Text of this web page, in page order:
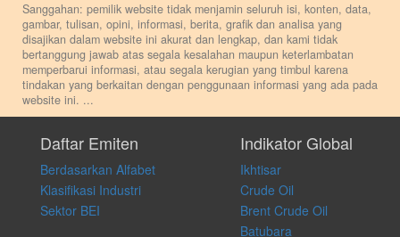
Sanggahan: pemilik website tidak menjamin seluruh isi, konten, data,
gambar, tulisan, opini, informasi, berita, grafik dan analisa yang
disajikan dalam website ini akurat dan lengkap, dan kami tidak
bertanggung jawab atas segala kesalahan maupun keterlambatan
memperbarui informasi, atau segala kerugian yang timbul karena
tindakan yang berkaitan dengan penggunaan informasi yang ada pada
website ini. ...
pribadi. Kami tidak memberi anjuran, saran, rekomendasi untuk
membeli, menjual atau melakukan aktivitas lain yang terkait dengan
transaksi perdagangan apapun, dan kami tidak bertanggung jawab
atas keputusan investasi yang dilakukan dalam kondisi dan situasi
apapun juga, yang diakibatkan secara langsung maupun tidak
langsung atas konten pada website ini.
Daftar Emiten
Berdasarkan Alfabet
Klasifikasi Industri
Sektor BEI
Indikator Global
Ikhtisar
Crude Oil
Brent Crude Oil
Batubara